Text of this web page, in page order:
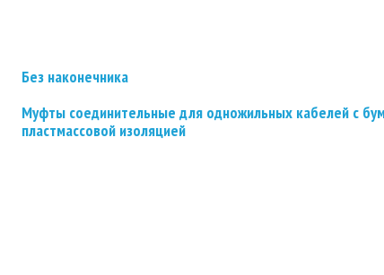
Без наконечника
Муфты соединительные для одножильных кабелей с
пластмассовой изоляцией